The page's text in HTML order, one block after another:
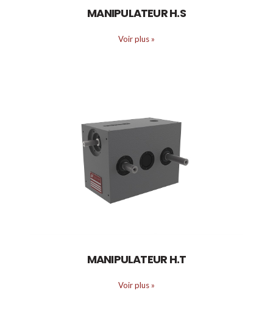
MANIPULATEUR H.S
Voir plus »
MANIPULATEUR H.T
Voir plus »